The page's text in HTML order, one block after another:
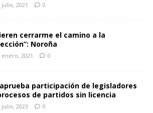
julio, 2021 0
cerrarme el camino a la
Noroña
enero, 2021 0
aprueba participación de legisladores
de partidos sin licencia
julio, 2023 0